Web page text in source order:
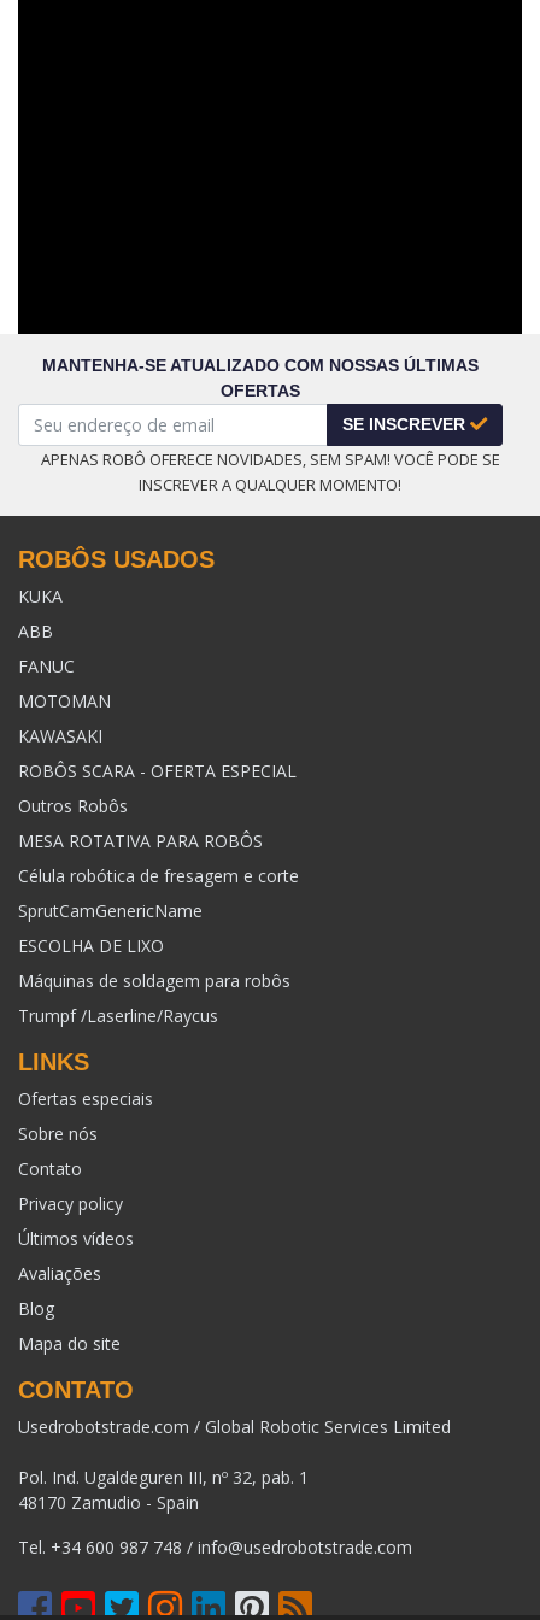
MANTENHA-SE ATUALIZADO COM NOSSAS ÚLTIMAS
OFERTAS
SE INSCREVER
APENAS ROBÔ OFERECE NOVIDADES, SEM SPAM! VOCÊ PODE SE
INSCREVER A QUALQUER MOMENTO!
ROBÔS USADOS
KUKA
ABB
FANUC
MOTOMAN
KAWASAKI
ROBÔS SCARA - OFERTA ESPECIAL
Outros Robôs
MESA ROTATIVA PARA ROBÔS
Célula robótica de fresagem e corte
SprutCamGenericName
ESCOLHA DE LIXO
Máquinas de soldagem para robôs
Trumpf /Laserline/Raycus
LINKS
Ofertas especiais
Sobre nós
Contato
Privacy policy
Últimos vídeos
Avaliações
Blog
Mapa do site
CONTATO
Usedrobotstrade.com / Global Robotic Services Limited
Pol. Ind. Ugaldeguren III, nº 32, pab. 1
48170 Zamudio - Spain
Tel. +34 600 987 748 / info@usedrobotstrade.com